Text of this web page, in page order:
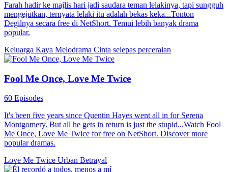
Farah hadir ke majlis hari jadi saudara teman lelakinya, tapi sungguh
mengejutkan, ternyata lelaki itu adalah bekas keka...Tonton
Degilnya secara free di NetShort. Temui lebih banyak drama
popular.
Keluarga Kaya Melodrama Cinta selepas perceraian
Fool Me Once, Love Me Twice
60 Episodes
It's been five years since Quentin Hayes went all in for Serena
Montgomery. But all he gets in return is just the stupid...Watch Fool
Me Once, Love Me Twice for free on NetShort. Discover more
popular dramas.
Love Me Twice Urban Betrayal